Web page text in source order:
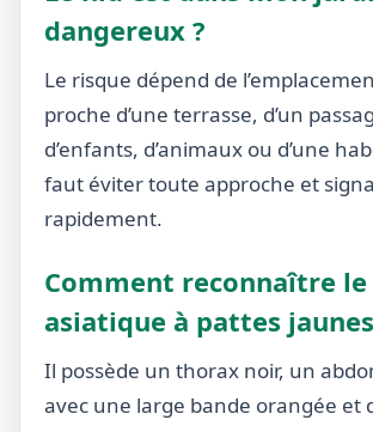
dangereux ?
Le risque dépend de
proche d’une terrasse, d’un
d’enfants, d’animaux ou d’une
faut éviter toute approche et
rapidement.
Comment reconnaître
asiatique à pattes
Il possède un thorax noir, un
avec une large bande orangée et